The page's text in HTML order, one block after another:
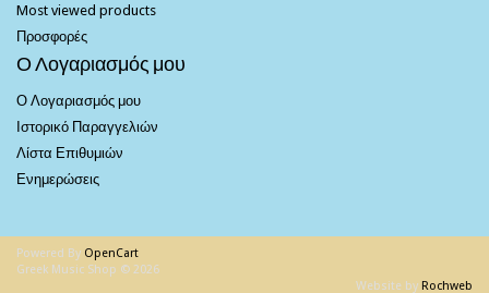
Most viewed products
Προσφορές
Ο Λογαριασμός μου
Ο Λογαριασμός μου
Ιστορικό Παραγγελιών
Λίστα Επιθυμιών
Ενημερώσεις
Powered By OpenCart
Greek Music Shop © 2026
Website by Rochweb